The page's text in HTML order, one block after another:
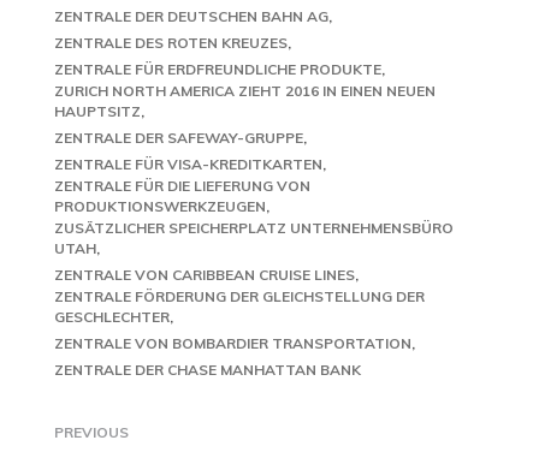
ZENTRALE DER DEUTSCHEN BAHN AG
ZENTRALE DES ROTEN KREUZES
ZENTRALE FÜR ERDFREUNDLICHE PRODUKTE
ZURICH NORTH AMERICA ZIEHT 2016 IN EINEN NEUEN
HAUPTSITZ
ZENTRALE DER SAFEWAY-GRUPPE
ZENTRALE FÜR VISA-KREDITKARTEN
ZENTRALE FÜR DIE LIEFERUNG VON
PRODUKTIONSWERKZEUGEN
ZUSÄTZLICHER SPEICHERPLATZ UNTERNEHMENSBÜRO
UTAH
ZENTRALE VON CARIBBEAN CRUISE LINES
ZENTRALE FÖRDERUNG DER GLEICHSTELLUNG DER
GESCHLECHTER
ZENTRALE VON BOMBARDIER TRANSPORTATION
ZENTRALE DER CHASE MANHATTAN BANK
PREVIOUS